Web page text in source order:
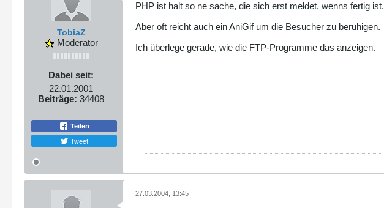
TobiaZ
Moderator
Dabei seit:
22.01.2001
Beiträge: 34408
Teilen
Tweet
PHP ist halt so ne sache, die sich erst meldet, wenns fertig ist.
Aber oft reicht auch ein AniGif um die Besucher zu beruhigen.
Ich überlege gerade, wie die FTP-Programme das anzeigen.
27.03.2004, 13:45